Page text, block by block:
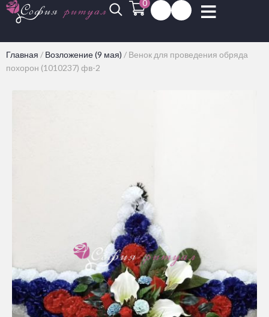
0
Главная / Возложение (9 мая) / Венок для проведения обряда
похорон (1010237) фв-2